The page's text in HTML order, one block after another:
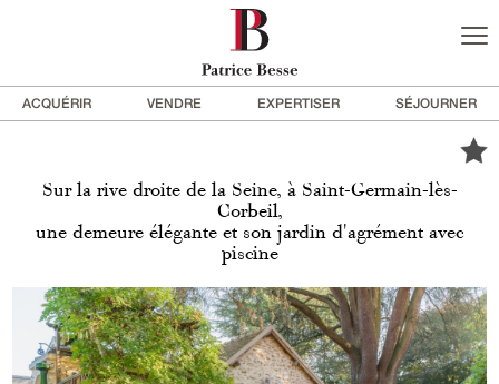
ACQUÉRIR VENDRE EXPERTISER SÉJOURNER
Sur la rive droite de la Seine, à Saint-Germain-lès-
Corbeil,
une demeure élégante et son jardin d'agrément avec
piscine